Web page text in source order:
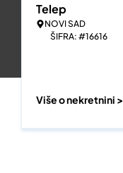
Telep
NOVI SAD
ŠIFRA: #16616
Više o nekretnini >